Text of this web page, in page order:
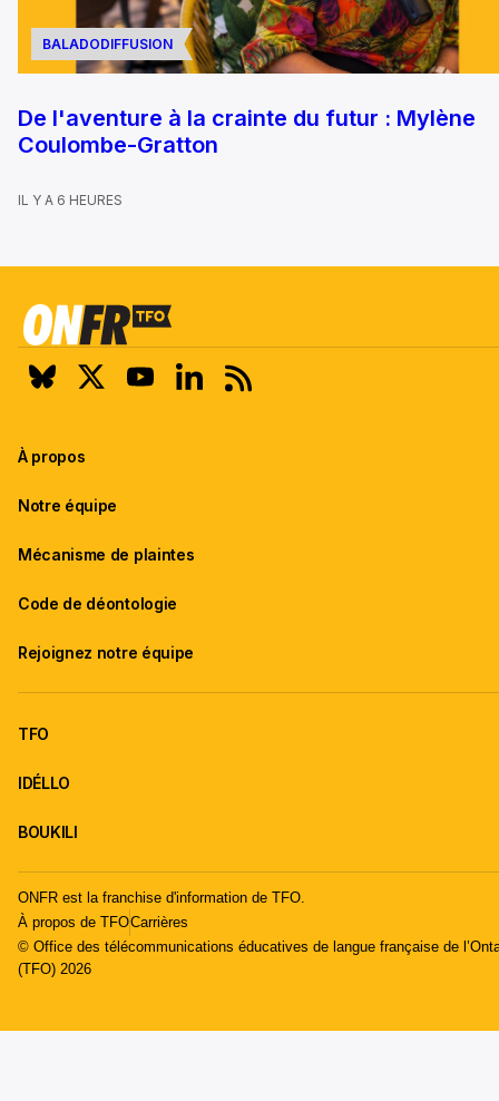
BALADODIFFUSION
De l'aventure à la crainte du futur : Mylène
Coulombe-Gratton
IL Y A 6 HEURES
À propos
Notre équipe
Mécanisme de plaintes
Code de déontologie
Rejoignez notre équipe
TFO
IDÉLLO
BOUKILI
ONFR est la franchise d'information de TFO.
À propos de TFOCarrières
© Office des télécommunications éducatives de langue française de
(TFO) 2026